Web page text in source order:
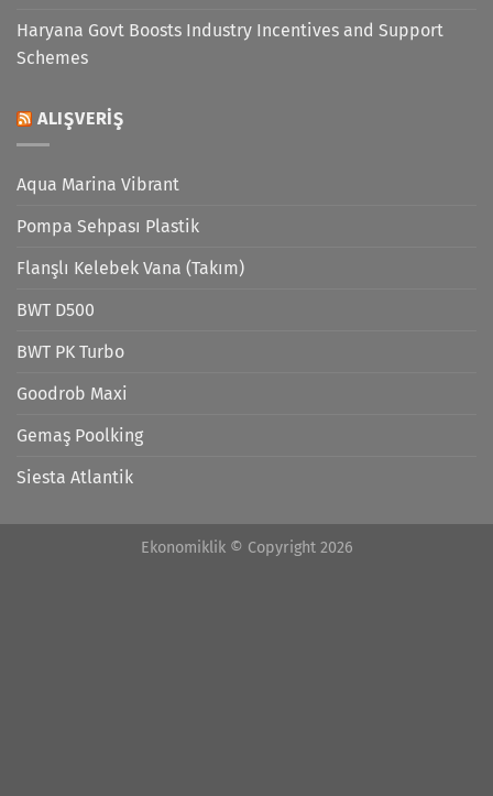
Haryana Govt Boosts Industry Incentives and Support
Schemes
ALIŞVERIŞ
Aqua Marina Vibrant
Pompa Sehpası Plastik
Flanşlı Kelebek Vana (Takım)
BWT D500
BWT PK Turbo
Goodrob Maxi
Gemaş Poolking
Siesta Atlantik
Ekonomiklik © Copyright 2026